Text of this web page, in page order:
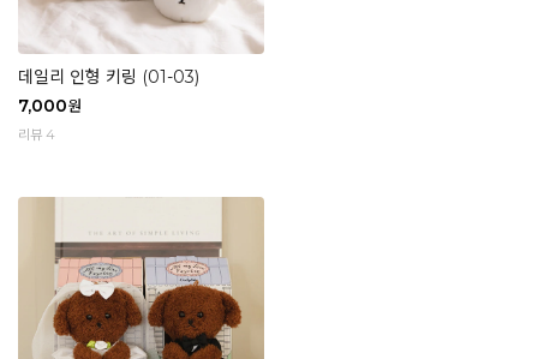
데일리 인형 키링 (01-03)
7,000원
리뷰 4